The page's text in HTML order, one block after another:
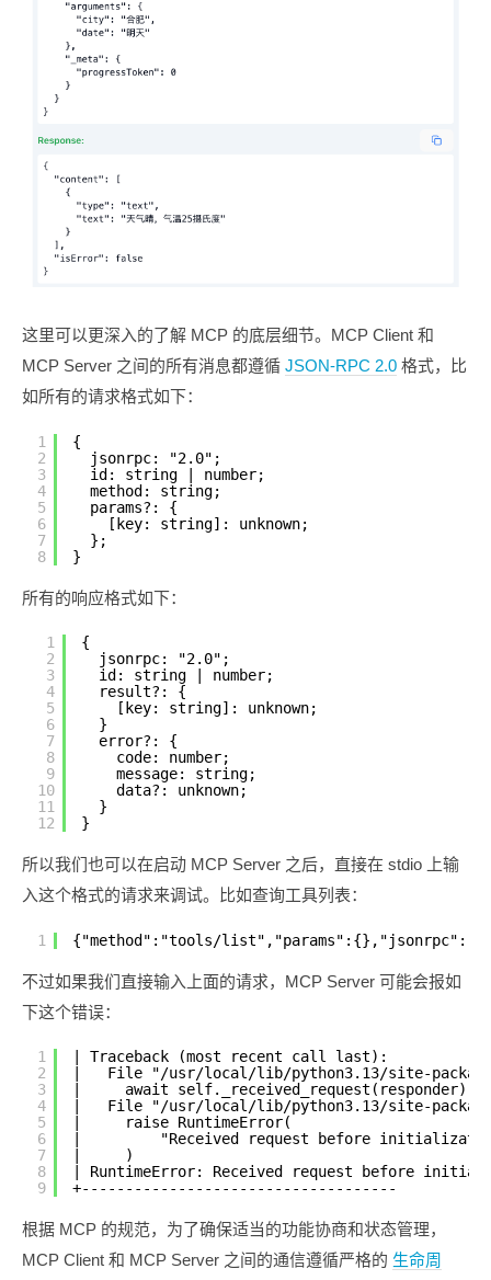
这里可以更深入的了解 MCP 的底层细节。MCP Client 和
MCP Server 之间的所有消息都遵循 JSON-RPC 2.0 格式，比
如所有的请求格式如下：
1
2
3
4
5
6
7
8
{
jsonrpc: "2.0";
id: string | number;
method: string;
params?: {
[key: string]: unknown;
};
}
所有的响应格式如下：
1
2
3
4
5
6
7
8
9
10
11
12
{
jsonrpc: "2.0";
id: string | number;
result?: {
[key: string]: unknown;
}
error?: {
code: number;
message: string;
data?: unknown;
}
}
所以我们也可以在启动 MCP Server 之后，直接在 stdio 上输
入这个格式的请求来调试。比如查询工具列表：
1 {"method":"tools/
不过如果我们直接输入上面的请求，MCP Server 可能会报如
下这个错误：
1
2
3
4
5
6
7
8
9
| Traceback (most recent call last):
|   File "/usr/local/lib/python3.13/site-
|     await self._received_request(responder)
|   File "/usr/local/lib/python3.13/site-
|     raise RuntimeError(
|         "Received request before
|     )
| RuntimeError: Received request before
+------------------------------------
根据 MCP 的规范，为了确保适当的功能协商和状态管理，
MCP Client 和 MCP Server 之间的通信遵循严格的 生命周